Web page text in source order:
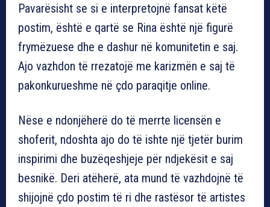
Pavarësisht se si e interpretojnë fansat këtë
postim, është e qartë se Rina është një figurë
frymëzuese dhe e dashur në komunitetin e saj.
Ajo vazhdon të rrezatojë me karizmën e saj të
pakonkurueshme në çdo paraqitje online.
Nëse e ndonjëherë do të merrte licensën e
shoferit, ndoshta ajo do të ishte një tjetër burim
inspirimi dhe buzëqeshjeje për ndjekësit e saj
besnikë. Deri atëherë, ata mund të vazhdojnë të
shijojnë çdo postim të ri dhe rastësor të artistes